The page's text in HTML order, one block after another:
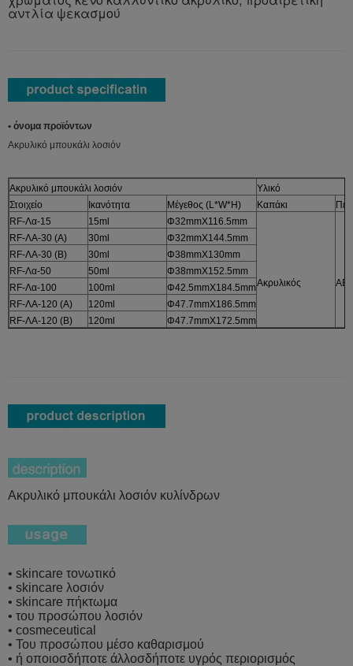
αντλία ψεκασμού
• όνομα προϊόντων
Ακρυλικό μπουκάλι λοσιόν
Ακρυλικό μπουκάλι λοσιόν
Υλικό
Στοιχείο
Ικανότητα Μέγεθος (L*W*H) Καπάκι
RF-Λα-15
15ml Φ32mmX116.5mm
Ακρυλικός
RF-ΛΑ-30 (Α) 30ml
Φ32mmX144.5mm
RF-ΛΑ-30 (Β)
30ml
Φ38mmX130mm
RF-Λα-50
50ml
Φ38mmX152.5mm
RF-Λα-100
100ml
Φ42.5mmX184.5mm
RF-ΛΑ-120 (Α)
120ml
Φ47.7mmX186.5mm
RF-ΛΑ-120 (Β)
120ml Φ47.7mmX172.5mm
Ακρυλικό μπουκάλι λοσιόν κυλίνδρων
• skincare τονωτικό
• skincare λοσιόν
• skincare πήκτωμα
• του προσώπου λοσιόν
• cosmeceutical
• Του προσώπου μέσο καθαρισμού
• ή οποιοσδήποτε άλλοσδήποτε υγρός περιορισμός